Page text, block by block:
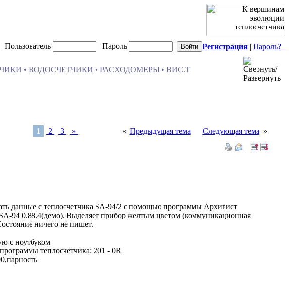
Пользователь Пароль Регистрация | Пароль?
• ВОДОСЧЕТЧИКИ • РАСХОДОМЕРЫ • ВИС.Т
1
2 3 » « Предыдущая тема Следующая тема »
данные с теплосчетчика SA-94/2 с помощью программы Архивист
94 0.88.4(демо). Выделяет прибор желтым цветом (коммуникационная
ничего не пишет.
с ноутбуком
теплосчетчика: 201 - 0R